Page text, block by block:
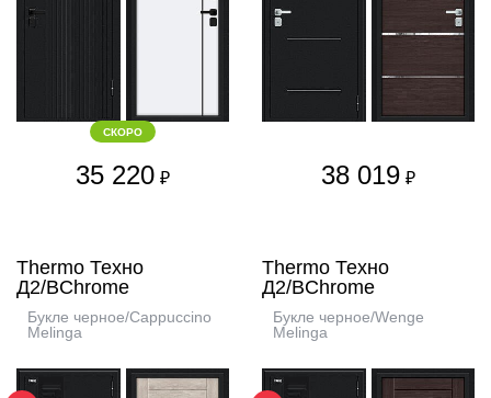
СКОРО
35 220 ₽ 38 019 ₽
Thermo Техно
Д2/BChrome
Букле черное/Cappuccino
Melinga
Thermo Техно
Д2/BChrome
Букле черное/Wenge
Melinga